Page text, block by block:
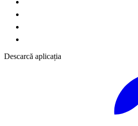
Descarcă aplicația